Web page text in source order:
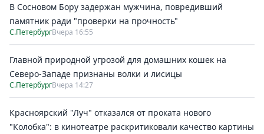
В Сосновом Бору задержан мужчина, повредивший
памятник ради "проверки на прочность"
С.ПетербургВчера 16:55
Главной природной угрозой для домашних кошек на
Северо-Западе признаны волки и лисицы
С.ПетербургВчера 14:27
Красноярский "Луч" отказался от проката нового
"Колобка": в кинотеатре раскритиковали качество картины